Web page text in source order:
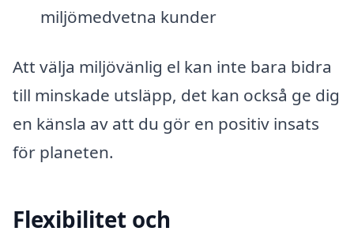
miljömedvetna kunder
Att välja miljövänlig el kan inte bara bidra
till minskade utsläpp, det kan också ge dig
en känsla av att du gör en positiv insats
för planeten.
Flexibilitet och